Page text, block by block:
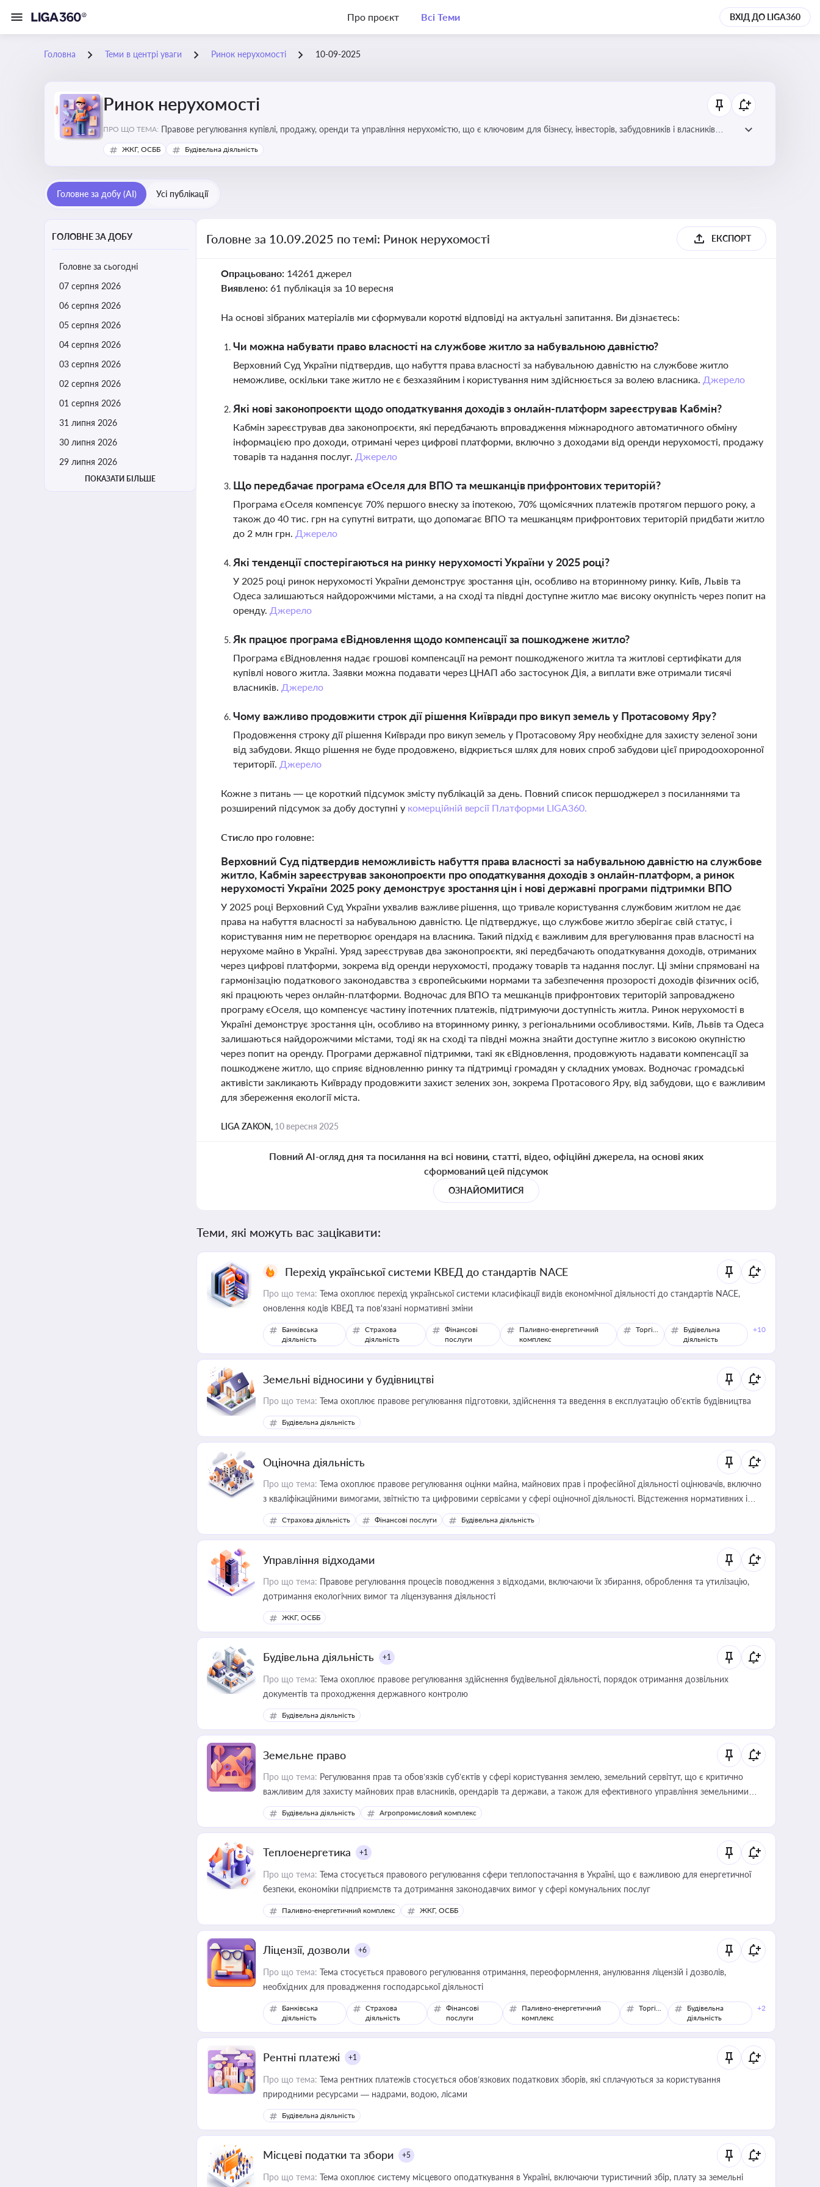
Про проєкт Всі Теми ВХІД ДО LIGA360
Головна Теми в центрі уваги Ринок нерухомості 10-09-2025
Ринок нерухомості
ПРО ЩО ТЕМА: Правове регулювання купівлі, продажу, оренди та управління нерухомістю, що є ключовим для бізнесу, інвесторів, забудовників і власників
об’єктів майна
ЖКГ, ОСББ Будівельна діяльність
Головне за добу (AI) Усі публікації
ГОЛОВНЕ ЗА ДОБУ
Головне за сьогодні
07 серпня 2026
06 серпня 2026
05 серпня 2026
04 серпня 2026
03 серпня 2026
02 серпня 2026
01 серпня 2026
31 липня 2026
30 липня 2026
29 липня 2026
ПОКАЗАТИ БІЛЬШЕ
Головне за 10.09.2025 по темі: Ринок нерухомості ЕКСПОРТ
Опрацьовано: 14261 джерел
Виявлено: 61 публікація за 10 вересня
На основі зібраних матеріалів ми сформували короткі відповіді на актуальні запитання. Ви дізнаєтесь:
Чи можна набувати право власності на службове житло за набувальною давністю?
Верховний Суд України підтвердив, що набуття права власності за набувальною давністю на службове житло
неможливе, оскільки таке житло не є безхазяйним і користування ним здійснюється за волею власника. Джерело
Які нові законопроєкти щодо оподаткування доходів з онлайн-платформ зареєстрував Кабмін?
Кабмін зареєстрував два законопроєкти, які передбачають впровадження міжнародного автоматичного обміну
інформацією про доходи, отримані через цифрові платформи, включно з доходами від оренди нерухомості, продажу
товарів та надання послуг. Джерело
Що передбачає програма єОселя для ВПО та мешканців прифронтових територій?
Програма єОселя компенсує 70% першого внеску за іпотекою, 70% щомісячних платежів протягом першого року, а
також до 40 тис. грн на супутні витрати, що допомагає ВПО та мешканцям прифронтових територій придбати житло
до 2 млн грн. Джерело
Які тенденції спостерігаються на ринку нерухомості України у 2025 році?
У 2025 році ринок нерухомості України демонструє зростання цін, особливо на вторинному ринку. Київ, Львів та
Одеса залишаються найдорожчими містами, а на сході та півдні доступне житло має високу окупність через попит на
оренду. Джерело
Як працює програма єВідновлення щодо компенсації за пошкоджене житло?
Програма єВідновлення надає грошові компенсації на ремонт пошкодженого житла та житлові сертифікати для
купівлі нового житла. Заявки можна подавати через ЦНАП або застосунок Дія, а виплати вже отримали тисячі
власників. Джерело
Чому важливо продовжити строк дії рішення Київради про викуп земель у Протасовому Яру?
Продовження строку дії рішення Київради про викуп земель у Протасовому Яру необхідне для захисту зеленої зони
від забудови. Якщо рішення не буде продовжено, відкриється шлях для нових спроб забудови цієї природоохоронної
території. Джерело
Кожне з питань — це короткий підсумок змісту публікацій за день. Повний список першоджерел з посиланнями та
розширений підсумок за добу доступні у комерційній версії Платформи LIGA360.
Стисло про головне:
Верховний Суд підтвердив неможливість набуття права власності за набувальною давністю на службове
житло, Кабмін зареєстрував законопроєкти про оподаткування доходів з онлайн-платформ, а ринок
нерухомості України 2025 року демонструє зростання цін і нові державні програми підтримки ВПО
У 2025 році Верховний Суд України ухвалив важливе рішення, що тривале користування службовим житлом не дає
права на набуття власності за набувальною давністю. Це підтверджує, що службове житло зберігає свій статус, і
користування ним не перетворює орендаря на власника. Такий підхід є важливим для врегулювання прав власності на
нерухоме майно в Україні. Уряд зареєстрував два законопроєкти, які передбачають оподаткування доходів, отриманих
через цифрові платформи, зокрема від оренди нерухомості, продажу товарів та надання послуг. Ці зміни спрямовані на
гармонізацію податкового законодавства з європейськими нормами та забезпечення прозорості доходів фізичних осіб,
які працюють через онлайн-платформи. Водночас для ВПО та мешканців прифронтових територій запроваджено
програму єОселя, що компенсує частину іпотечних платежів, підтримуючи доступність житла. Ринок нерухомості в
Україні демонструє зростання цін, особливо на вторинному ринку, з регіональними особливостями. Київ, Львів та Одеса
залишаються найдорожчими містами, тоді як на сході та півдні можна знайти доступне житло з високою окупністю
через попит на оренду. Програми державної підтримки, такі як єВідновлення, продовжують надавати компенсації за
пошкоджене житло, що сприяє відновленню ринку та підтримці громадян у складних умовах. Водночас громадські
активісти закликають Київраду продовжити захист зелених зон, зокрема Протасового Яру, від забудови, що є важливим
для збереження екології міста.
LIGA ZAKON, 10 вересня 2025
Повний AI-огляд дня та посилання на всі новини, статті, відео, офіційні джерела, на основі яких
сформований цей підсумок
ОЗНАЙОМИТИСЯ
Теми, які можуть вас зацікавити:
Перехід української системи КВЕД до стандартів NACE
Про що тема: Тема охоплює перехід української системи класифікації видів економічної діяльності до стандартів NACE,
оновлення кодів КВЕД та пов'язані нормативні зміни
Банківська
діяльність
Страхова
діяльність
Фінансові
послуги
Паливно-енергетичний
комплекс
Торгівля
Будівельна
діяльність
+10
Земельні відносини у будівництві
Про що тема: Тема охоплює правове регулювання підготовки, здійснення та введення в експлуатацію об’єктів будівництва
Будівельна діяльність
Оціночна діяльність
Про що тема: Тема охоплює правове регулювання оцінки майна, майнових прав і професійної діяльності оцінювачів, включно
з кваліфікаційними вимогами, звітністю та цифровими сервісами у сфері оціночної діяльності. Відстеження нормативних і
медійних змін у цій сфері корисне для власника бізнесу, керівника, юриста або бухгалтера під час оподаткування,
приватизації, оренди державного майна, корпоративних угод і перевірки статусу суб'єктів оціночної діяльності
Страхова діяльність Фінансові послуги Будівельна діяльність
Управління відходами
Про що тема: Правове регулювання процесів поводження з відходами, включаючи їх збирання, оброблення та утилізацію,
дотримання екологічних вимог та ліцензування діяльності
ЖКГ, ОСББ
Будівельна діяльність +1
Про що тема: Тема охоплює правове регулювання здійснення будівельної діяльності, порядок отримання дозвільних
документів та проходження державного контролю
Будівельна діяльність
Земельне право
Про що тема: Регулювання прав та обов’язків суб’єктів у сфері користування землею, земельний сервітут, що є критично
важливим для захисту майнових прав власників, орендарів та держави, а також для ефективного управління земельними
ресурсами
Будівельна діяльність Агропромисловий комплекс
Теплоенергетика +1
Про що тема: Тема стосується правового регулювання сфери теплопостачання в Україні, що є важливою для енергетичної
безпеки, економіки підприємств та дотримання законодавчих вимог у сфері комунальних послуг
Паливно-енергетичний комплекс ЖКГ, ОСББ
Ліцензії, дозволи +6
Про що тема: Тема стосується правового регулювання отримання, переоформлення, анулювання ліцензій і дозволів,
необхідних для провадження господарської діяльності
Банківська
діяльність
Страхова
діяльність
Фінансові
послуги
Паливно-енергетичний
комплекс
Торгівля
Будівельна
діяльність
+2
Рентні платежі +1
Про що тема: Тема рентних платежів стосується обов’язкових податкових зборів, які сплачуються за користування
природними ресурсами — надрами, водою, лісами
Будівельна діяльність
Місцеві податки та збори +5
Про що тема: Тема охоплює систему місцевого оподаткування в Україні, включаючи туристичний збір, плату за земельні